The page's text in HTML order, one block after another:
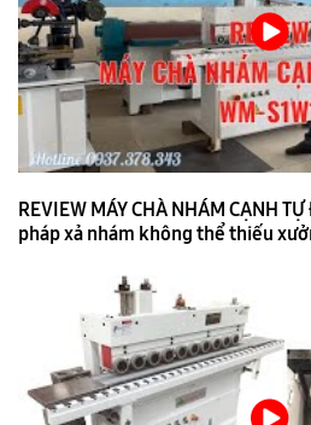
REVIEW MÁY CHÀ NHÁM CẠNH
pháp xả nhám không thể thiếu